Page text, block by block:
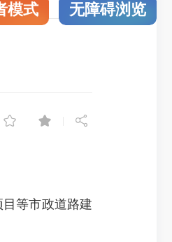
模式 无障碍浏览
  
等市政道路建